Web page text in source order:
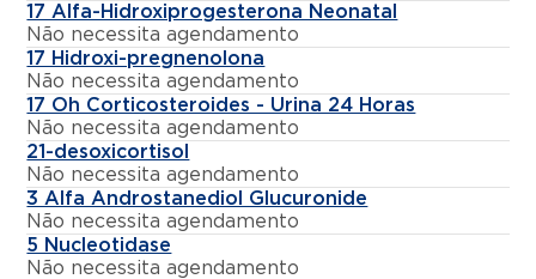
17 Alfa-Hidroxiprogesterona Neonatal
Não necessita agendamento
17 Hidroxi-pregnenolona
Não necessita agendamento
17 Oh Corticosteroides - Urina 24 Horas
Não necessita agendamento
21-desoxicortisol
Não necessita agendamento
3 Alfa Androstanediol Glucuronide
Não necessita agendamento
5 Nucleotidase
Não necessita agendamento